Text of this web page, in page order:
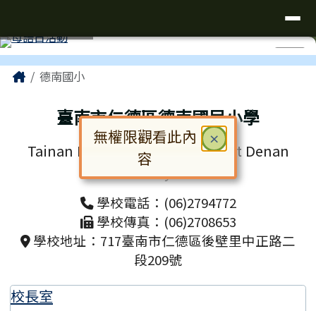
⏸
工具列
主內容區域
Home德南國小
臺南市仁德區德南國民小學
Tainan Municipal Rende District Denan
Elementary School
學校電話：(06)2794772
學校傳真：(06)2708653
學校地址：717臺南市仁德區後壁里中正路二
段209號
校長室
頁尾區域
× 關閉
無權限觀看此內
容
對話框已開啟。請使用 Tab 鍵在